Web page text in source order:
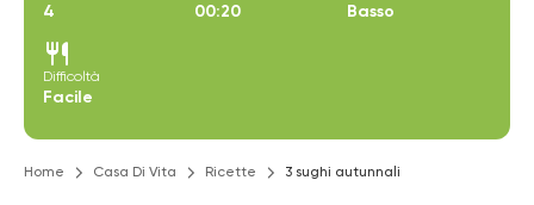
4 00:20 Basso
restaurant
Difficoltà
Facile
Home Casa Di Vita Ricette 3 sughi autunnali